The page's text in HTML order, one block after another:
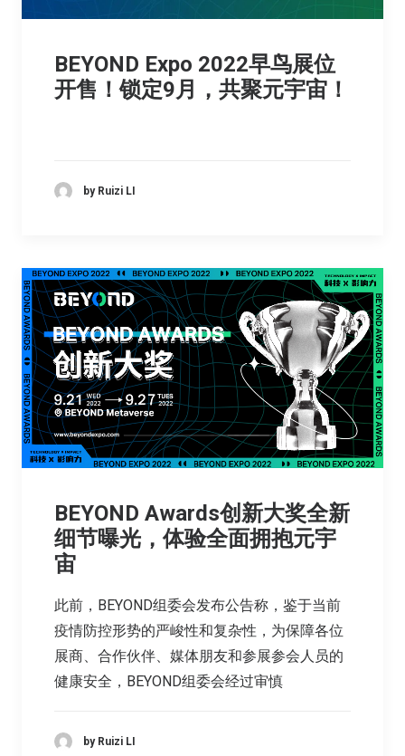
BEYOND Expo 2022早鸟展位
开售！锁定9月，共聚元宇宙！
by Ruizi LI
BEYOND Awards创新大奖全新
细节曝光，体验全面拥抱元宇
宙​
此前，BEYOND组委会发布公告称，鉴于当前
疫情防控形势的严峻性和复杂性，为保障各位
展商、合作伙伴、媒体朋友和参展参会人员的
健康安全，BEYOND组委会经过审慎
by Ruizi LI